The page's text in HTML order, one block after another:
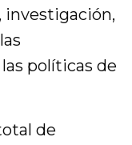
investigación,
políticas de
de